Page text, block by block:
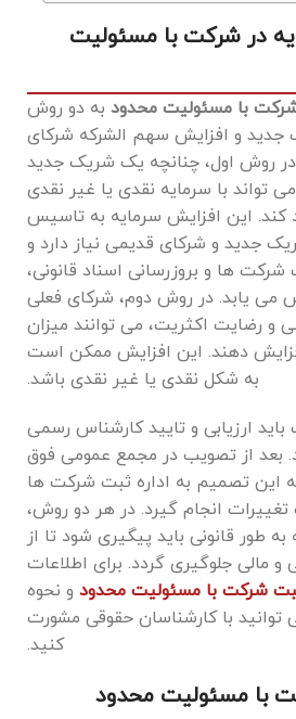
در شرکت با مسئولیت
با مسئولیت محدود به دو روش
جدید و افزایش سهم ‌الشرکه شرکای
روش اول، چنانچه یک شریک جدید
تواند با سرمایه نقدی یا غیر نقدی
کند. این افزایش سرمایه به تاسیس
جدید و شرکای قدیمی نیاز دارد و
‌ها و بروزرسانی اسناد قانونی،
می ‌یابد. در روش دوم، شرکای فعلی
رضایت اکثریت، می ‌توانند میزان
دهند. این افزایش ممکن است
به شکل نقدی یا غیر نقدی باشد.
ارزیابی و تایید کارشناس رسمی
بعد از تصویب در مجمع عمومی فوق‌
این تصمیم به اداره ثبت شرکت ‌ها
انجام گیرد. در هر دو روش،
طور قانونی باید پیگیری شود تا از
مالی جلوگیری گردد. برای اطلاعات
شرکت با مسئولیت محدود و نحوه
‌توانید با کارشناسان حقوقی مشورت
کنید.
با مسئولیت محدود